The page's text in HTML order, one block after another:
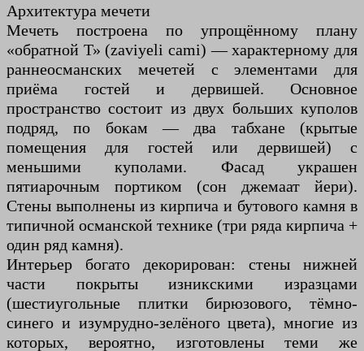
Архитектура мечети
Мечеть построена по упрощённому плану
«обратной Т» (zaviyeli cami) — характерному для
раннеосманских мечетей с элементами для
приёма гостей и дервишей. Основное
пространство состоит из двух больших куполов
подряд, по бокам — два табхане (крытые
помещения для гостей или дервишей) с
меньшими куполами. Фасад украшен
пятиарочным портиком (сон джемаат йери).
Стены выполнены из кирпича и бутового камня в
типичной османской технике (три ряда кирпича +
один ряд камня).
Интерьер богато декорирован: стены нижней
части покрыты изникскими изразцами
(шестиугольные плитки бирюзового, тёмно-
синего и изумрудно-зелёного цвета), многие из
которых, вероятно, изготовлены теми же